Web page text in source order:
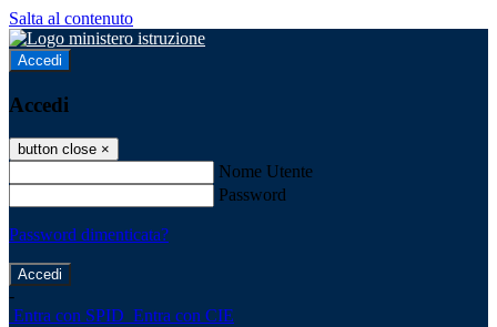
Salta al contenuto
Accedi
Accedi
button close ×
Nome Utente
Password
Password dimenticata?
-
Entra con SPID Entra con CIE